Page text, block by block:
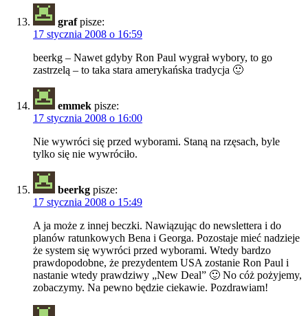
graf pisze:
17 stycznia 2008 o 16:59
beerkg – Nawet gdyby Ron Paul wygrał wybory, to go
zastrzelą – to taka stara amerykańska tradycja 🙂
emmek pisze:
17 stycznia 2008 o 16:00
Nie wywróci się przed wyborami. Staną na rzęsach, byle
tylko się nie wywróciło.
beerkg pisze:
17 stycznia 2008 o 15:49
A ja może z innej beczki. Nawiązując do newslettera i do
planów ratunkowych Bena i Georga. Pozostaje mieć nadzieje
że system się wywróci przed wyborami. Wtedy bardzo
prawdopodobne, że prezydentem USA zostanie Ron Paul i
nastanie wtedy prawdziwy „New Deal” 🙂 No cóż pożyjemy,
zobaczymy. Na pewno będzie ciekawie. Pozdrawiam!